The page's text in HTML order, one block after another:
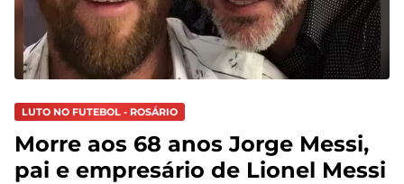
LUTO NO FUTEBOL - ROSÁRIO
Morre aos 68 anos Jorge Messi,
pai e empresário de Lionel Messi